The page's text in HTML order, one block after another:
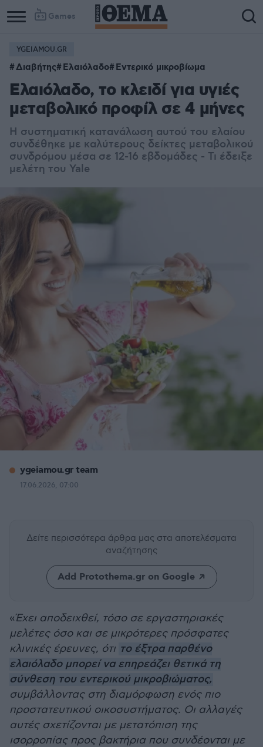
Games
YGEIAMOU.GR
Διαβήτης Ελαιόλαδο Εντερικό μικροβίωμα
Ελαιόλαδο, το κλειδί για υγιές
μεταβολικό προφίλ σε 4 μήνες
Η συστηματική κατανάλωση αυτού του ελαίου
συνδέθηκε με καλύτερους δείκτες μεταβολικού
συνδρόμου μέσα σε 12-16 εβδομάδες - Τι έδειξε
μελέτη του Yale
ygeiamou.gr team
17.06.2026, 07:00
Δείτε περισσότερα άρθρα μας στα αποτελέσματα
αναζήτησης
Add Protothema.gr on Google
«Έχει αποδειχθεί, τόσο σε εργαστηριακές
μελέτες όσο και σε μικρότερες πρόσφατες
κλινικές έρευνες, ότι το έξτρα παρθένο
ελαιόλαδο μπορεί να επηρεάζει θετικά τη
σύνθεση του εντερικού μικροβιώματος,
συμβάλλοντας στη διαμόρφωση ενός πιο
προστατευτικού οικοσυστήματος. Οι αλλαγές
αυτές σχετίζονται με μετατόπιση της
ισορροπίας προς βακτήρια που συνδέονται με